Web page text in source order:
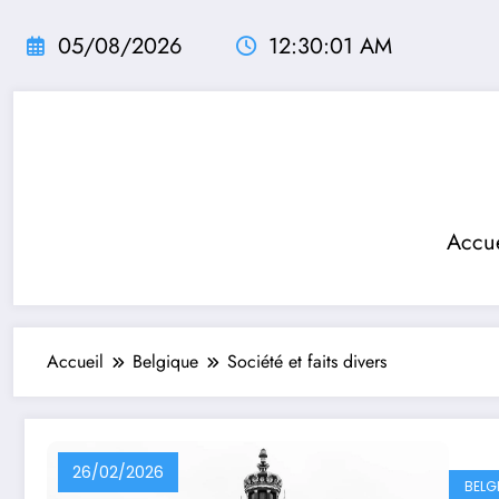
05/08/2026 12:30:02 AM
Accueil Belgique Société et faits divers
26/02/2026